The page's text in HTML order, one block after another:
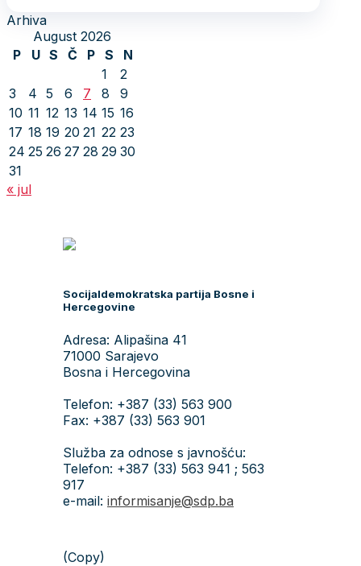
Arhiva
August 2026
P
U S Č P S
N
1
2
3
4 5 6 7 8
9
10 11 12 13 14 15 16
17 18 19 20 21 22 23
24 25 26 27 28 29 30
31
« jul
Socijaldemokratska partija Bosne i
Hercegovine
Adresa: Alipašina 41
71000 Sarajevo
Bosna i Hercegovina
Telefon: +387 (33) 563 900
Fax: +387 (33) 563 901
Služba za odnose s javnošću:
Telefon: +387 (33) 563 941 ; 563
917
e-mail: informisanje@sdp.ba
(Copy)